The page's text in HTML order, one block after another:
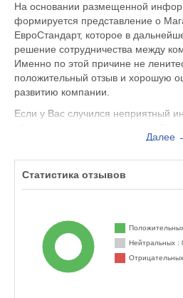
На основании размещенной
формируется представление о
ЕвроСтандарт, которое в
решение сотрудничества между
Именно по этой причине не
положительный отзыв и хорошую
развитию компании.
Если у Вас случился неприятный
не только на официальном сайте
примет меры по улучшению
адресу Екатеринбург ул. Бажова
поделиться впечатлением от
с будущими посетителями.
Далее
Статистика отзывов
Нейтральных :